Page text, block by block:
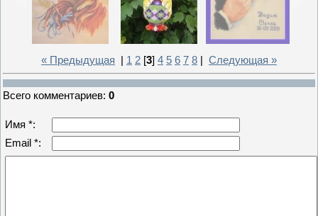
« Предыдущая 1 2 [3] 4 5 6 7 8 Следующая »
Всего комментариев: 0
Имя *:
Email *: